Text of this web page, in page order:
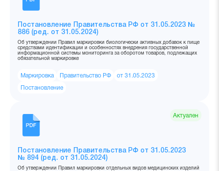
Постановление Правительства РФ от 31.05.2023 №
886 (ред. от 31.05.2024)
Об утверждении Правил маркировки биологически активных добавок к пище
средствами идентификации и особенностях внедрения государственной
информационной системы мониторинга за оборотом товаров, подлежащих
обязательной маркировке
Маркировка Правительство РФ от 31.05.2023
Постановление
Актуален
Постановление Правительства РФ от 31.05.2023
№ 894 (ред. от 31.05.2024)
Об утверждении Правил маркировки отдельных видов медицинских изделий